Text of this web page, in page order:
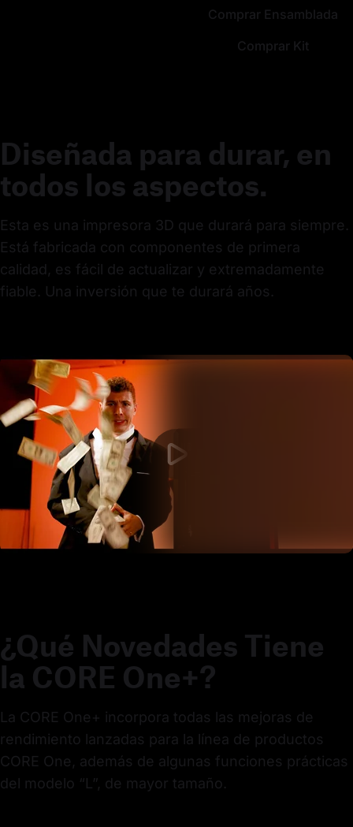
Comprar Ensamblada
Comprar Kit
Diseñada para durar, en
todos los aspectos.
Esta es una impresora 3D que durará para siempre.
Está fabricada con componentes de primera
calidad, es fácil de actualizar y extremadamente
fiable. Una inversión que te durará años.
¿Qué Novedades Tiene
la CORE One+?
La CORE One+ incorpora todas las mejoras de
rendimiento lanzadas para la línea de productos
CORE One, además de algunas funciones prácticas
del modelo “L”, de mayor tamaño.